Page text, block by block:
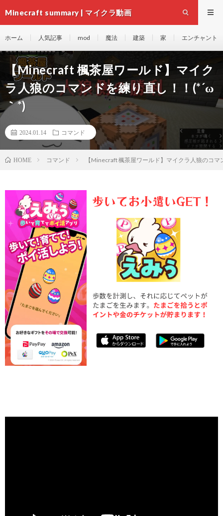
Minecraft summary | マイクラ動画
ホーム 人気記事 mod 魔法 建築 家 エンチャント
【Minecraft 楓茶屋ワールド】マイク
ラ人狼のコマンドを練り直し！！(*´ω
｀*)
2024.01.14 コマンド
HOME コマンド 【Minecraft 楓茶屋ワールド】マイクラ人狼のコ